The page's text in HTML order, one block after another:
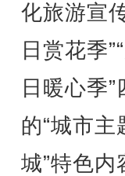
化旅游宣
日赏花季
日暖心季
的“城市主
城”特色内